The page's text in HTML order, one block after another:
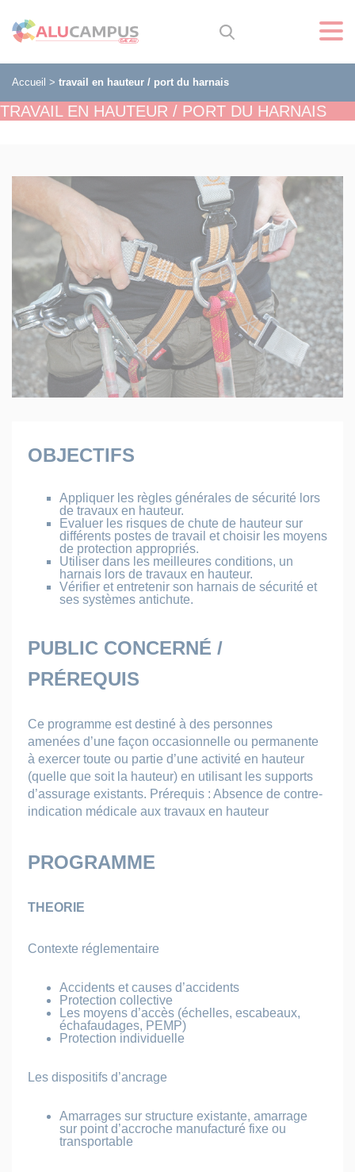
Accueil > travail en hauteur / port du harnais
TRAVAIL EN HAUTEUR / PORT DU HARNAIS
OBJECTIFS
Appliquer les règles générales de sécurité lors
de travaux en hauteur.
Evaluer les risques de chute de hauteur sur
différents postes de travail et choisir les moyens
de protection appropriés.
Utiliser dans les meilleures conditions, un
harnais lors de travaux en hauteur.
Vérifier et entretenir son harnais de sécurité et
ses systèmes antichute.
PUBLIC CONCERNÉ /
PRÉREQUIS
Ce programme est destiné à des personnes
amenées d’une façon occasionnelle ou permanente
à exercer toute ou partie d’une activité en hauteur
(quelle que soit la hauteur) en utilisant les supports
d’assurage existants. Prérequis : Absence de contre-
indication médicale aux travaux en hauteur
PROGRAMME
THEORIE
Contexte réglementaire
Accidents et causes d’accidents
Protection collective
Les moyens d’accès (échelles, escabeaux,
échafaudages, PEMP)
Protection individuelle
Les dispositifs d’ancrage
Amarrages sur structure existante, amarrage
sur point d’accroche manufacturé fixe ou
transportable